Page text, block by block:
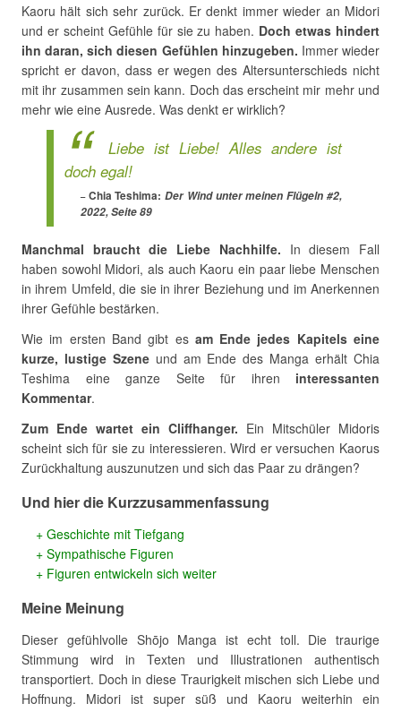
Kaoru hält sich sehr zurück. Er denkt immer wieder an Midori
und er scheint Gefühle für sie zu haben. Doch etwas hindert
ihn daran, sich diesen Gefühlen hinzugeben. Immer wieder
spricht er davon, dass er wegen des Altersunterschieds nicht
mit ihr zusammen sein kann. Doch das erscheint mir mehr und
mehr wie eine Ausrede. Was denkt er wirklich?
Liebe ist Liebe! Alles andere ist
doch egal!
Chia Teshima:Der Wind unter meinen Flügeln #2,
2022, Seite 89
Manchmal braucht die Liebe Nachhilfe. In diesem Fall
haben sowohl Midori, als auch Kaoru ein paar liebe Menschen
in ihrem Umfeld, die sie in ihrer Beziehung und im Anerkennen
ihrer Gefühle bestärken.
Wie im ersten Band gibt es am Ende jedes Kapitels eine
kurze, lustige Szeneund am Ende des Manga erhält Chia
Teshima eine ganze Seite für ihren interessanten
Kommentar.
Zum Ende wartet ein Cliffhanger. Ein Mitschüler Midoris
scheint sich für sie zu interessieren. Wird er versuchen Kaorus
Zurückhaltung auszunutzen und sich das Paar zu drängen?
Und hier die Kurzzusammenfassung
Geschichte mit Tiefgang
Sympathische Figuren
Figuren entwickeln sich weiter
Meine Meinung
Dieser gefühlvolle Shōjo Manga ist echt toll. Die traurige
Stimmung wird in Texten und Illustrationen authentisch
transportiert. Doch in diese Traurigkeit mischen sich Liebe und
Hoffnung. Midori ist super süß und Kaoru weiterhin ein